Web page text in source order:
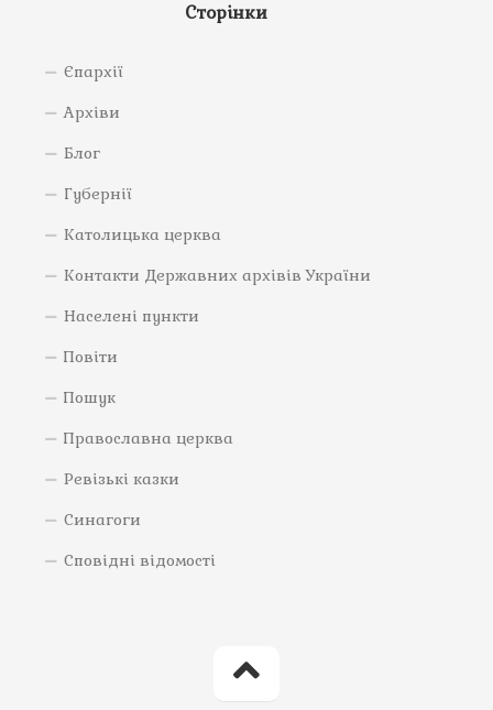
Сторінки
Єпархії
Архіви
Блог
Губернії
Католицька церква
Контакти Державних архівів України
Населені пункти
Повіти
Пошук
Православна церква
Ревізькі казки
Синагоги
Сповідні відомості